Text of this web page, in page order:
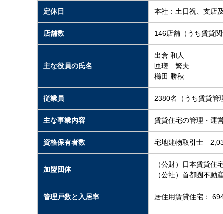
定休日 本社：土日祝、支店
店舗数 146店舗（うち賃貸
主な役員の氏名
出倉 和人
匝瑳 繁夫
櫛田 勝秋
従業員 2380名（うち賃貸管
主な事業内容 賃貸住宅の管理・運
資格保有者数 宅地建物取引士
加盟団体
（公財）日本賃貸住
（公社）首都圏不動
管理戸数と入居率 居住用賃貸住宅：